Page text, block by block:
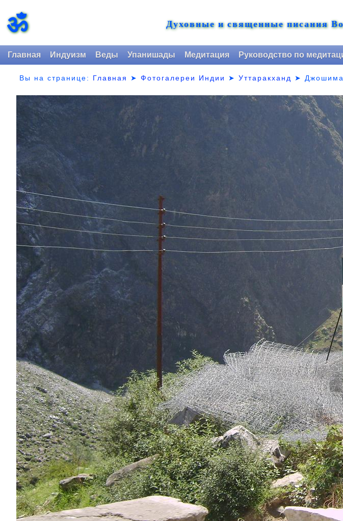
ॐ Духовные и священные писания
Главная Индуизм Веды Упанишады Медитация Руководство по
Вы на странице: Главная ➤Фотогалереи Индии ➤Уттаракханд ➤